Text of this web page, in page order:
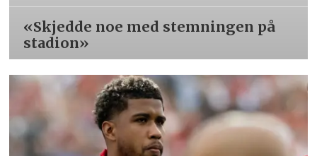
«Skjedde noe med stemningen på
stadion»